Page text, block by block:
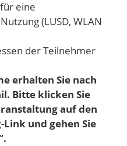
eine
(LUSD, WLAN
der Teilnehmer
erhalten Sie nach
Bitte klicken Sie
auf den
und gehen Sie